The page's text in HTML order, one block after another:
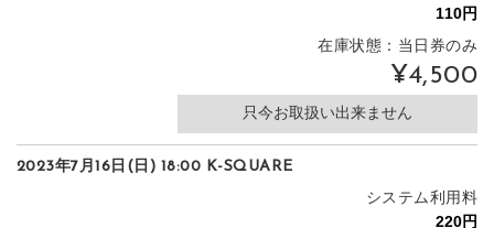
在庫状態：当日券のみ
¥4,500
只今お取扱い出来ません
2023年7月16日(日) 18:00 K-SQUARE
システム利用料